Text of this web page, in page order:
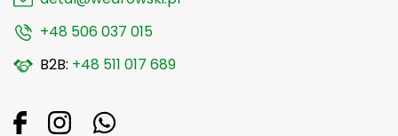
+48 506 037 015
B2B: +48 511 017 689